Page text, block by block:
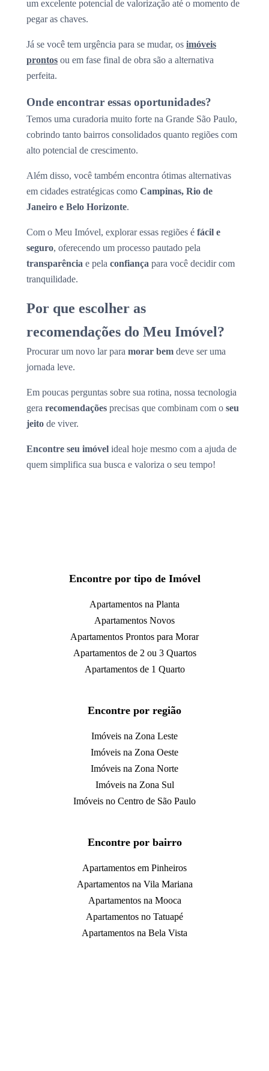
um excelente potencial de valorização até o momento de
pegar as chaves.
Já se você tem urgência para se mudar, os imóveis
prontos ou em fase final de obra são a alternativa
perfeita.
Onde encontrar essas oportunidades?
Temos uma curadoria muito forte na Grande São Paulo,
cobrindo tanto bairros consolidados quanto regiões com
alto potencial de crescimento.
Além disso, você também encontra ótimas alternativas
em cidades estratégicas como Campinas, Rio de
Janeiro e Belo Horizonte.
Com o Meu Imóvel, explorar essas regiões é fácil e
seguro, oferecendo um processo pautado pela
transparência e pela confiança para você decidir com
tranquilidade.
Por que escolher as
recomendações do Meu Imóvel?
Procurar um novo lar para morar bem deve ser uma
jornada leve.
Em poucas perguntas sobre sua rotina, nossa tecnologia
gera recomendações precisas que combinam com o seu
jeito de viver.
Encontre seu imóvel ideal hoje mesmo com a ajuda de
quem simplifica sua busca e valoriza o seu tempo!
Encontre por tipo de Imóvel
Apartamentos na Planta
Apartamentos Novos
Apartamentos Prontos para Morar
Apartamentos de 2 ou 3 Quartos
Apartamentos de 1 Quarto
Encontre por região
Imóveis na Zona Leste
Imóveis na Zona Oeste
Imóveis na Zona Norte
Imóveis na Zona Sul
Imóveis no Centro de São Paulo
Encontre por bairro
Apartamentos em Pinheiros
Apartamentos na Vila Mariana
Apartamentos na Mooca
Apartamentos no Tatuapé
Apartamentos na Bela Vista